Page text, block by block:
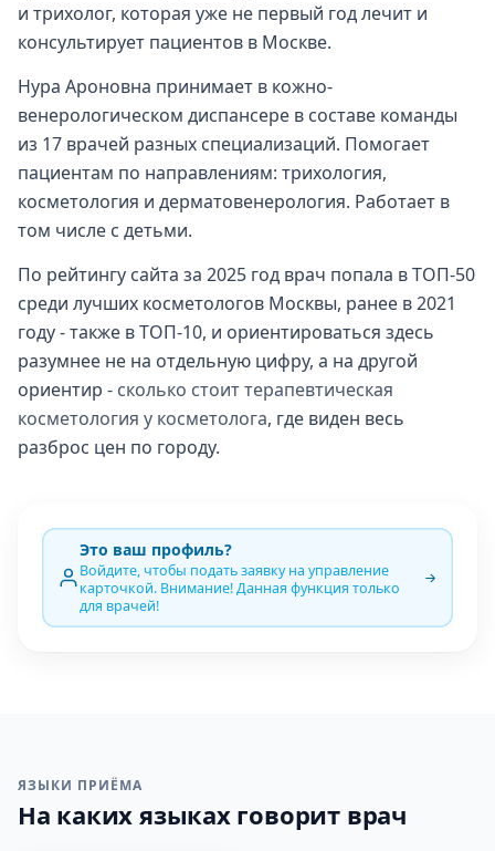
и трихолог, которая уже не первый год лечит и
консультирует пациентов в Москве.
Нура Ароновна принимает в кожно-
венерологическом диспансере в составе команды
из 17 врачей разных специализаций. Помогает
пациентам по направлениям: трихология,
косметология и дерматовенерология. Работает в
том числе с детьми.
По рейтингу сайта за 2025 год врач попала в ТОП-50
среди лучших косметологов Москвы, ранее в 2021
году - также в ТОП-10, и ориентироваться здесь
разумнее не на отдельную цифру, а на другой
ориентир - сколько стоит терапевтическая
косметология у косметолога, где виден весь
разброс цен по городу.
Это ваш профиль?
Войдите, чтобы подать заявку на управление
карточкой. Внимание! Данная функция только
для врачей!
ЯЗЫКИ ПРИЁМА
На каких языках говорит врач